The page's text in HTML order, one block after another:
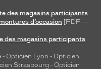
des magasins participants
d’occasion [PDF —
des magasins participants
- Opticien Lyon - Opticien
Strasbourg - Opticien